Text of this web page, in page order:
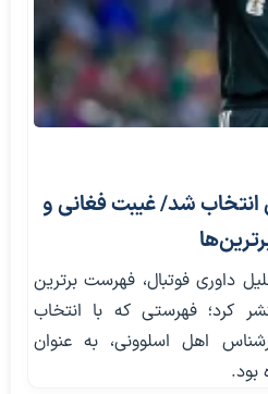
انتخاب شد/ غیبت فغانی و
فوتبال، فهرست برترین
کرد؛ فهرستی که با انتخاب
اهل اسلوونی، به عنوان
بود.